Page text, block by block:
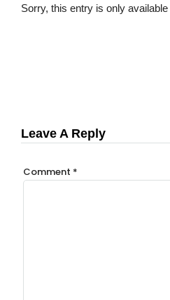
Sorry, this entry is only available
Leave A Reply
Comment *